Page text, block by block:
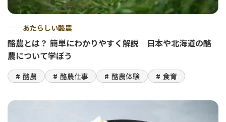
あたらしい酪農
酪農とは？ 簡単にわかりやすく解説｜日本や北海道の酪
農について学ぼう
酪農 酪農仕事 酪農体験 食育